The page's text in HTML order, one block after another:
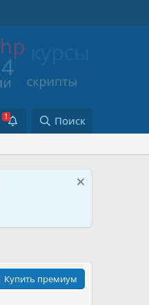
Поиск
Купить премиум